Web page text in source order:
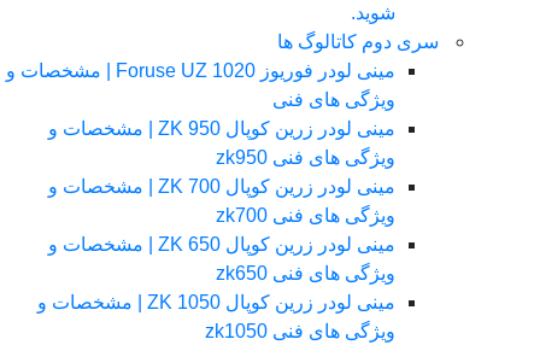
شوید.
سری دوم کاتالوگ ها
مینی لودر فوریوز Foruse UZ 1020 | مشخصات و
ویژگی های فنی
مینی لودر زرین کوپال ZK 950 | مشخصات و
ویژگی های فنی zk950
مینی لودر زرین کوپال ZK 700 | مشخصات و
ویژگی های فنی zk700
مینی لودر زرین کوپال ZK 650 | مشخصات و
ویژگی های فنی zk650
مینی لودر زرین کوپال ZK 1050 | مشخصات و
ویژگی های فنی zk1050